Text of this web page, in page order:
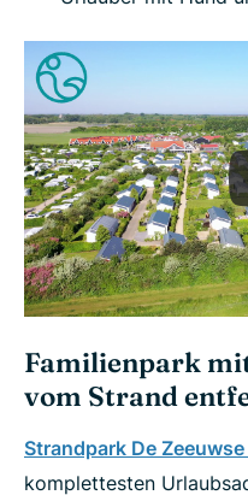
Familienpark
vom Strand
Strandpark De Zeeuwse
komplettesten